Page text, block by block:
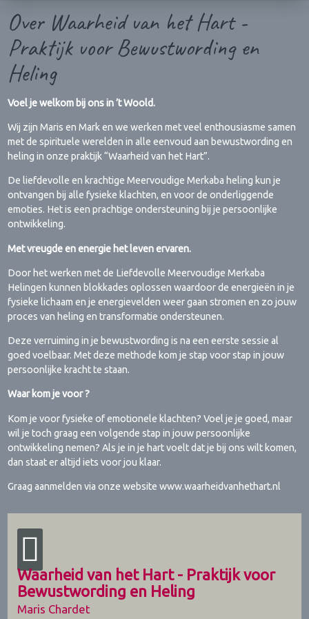
Over Waarheid van het Hart -
Praktijk voor Bewustwording en
Heling
Voel je welkom bij ons in ’t Woold.
Wij zijn Maris en Mark en we werken met veel enthousiasme samen
met de spirituele werelden in alle eenvoud aan bewustwording en
heling in onze praktijk “Waarheid van het Hart”.
De liefdevolle en krachtige Meervoudige Merkaba heling kun je
ontvangen bij alle fysieke klachten, en voor de onderliggende
emoties. Het is een prachtige ondersteuning bij je persoonlijke
ontwikkeling.
Met vreugde en energie het leven ervaren.
Door het werken met de Liefdevolle Meervoudige Merkaba
Helingen kunnen blokkades oplossen waardoor de energieën in je
fysieke lichaam en je energievelden weer gaan stromen en zo jouw
proces van heling en transformatie ondersteunen.
Deze verruiming in je bewustwording is na een eerste sessie al
goed voelbaar. Met deze methode kom je stap voor stap in jouw
persoonlijke kracht te staan.
Waar kom je voor ?
Kom je voor fysieke of emotionele klachten? Voel je je goed, maar
wil je toch graag een volgende stap in jouw persoonlijke
ontwikkeling nemen? Als je in je hart voelt dat je bij ons wilt komen,
dan staat er altijd iets voor jou klaar.
Graag aanmelden via onze website www.waarheidvanhethart.nl
Waarheid van het Hart - Praktijk voor
Bewustwording en Heling
Maris Chardet